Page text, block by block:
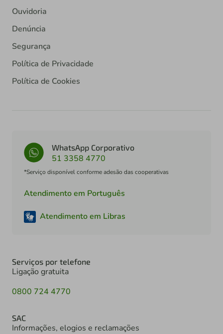
Ouvidoria
Denúncia
Segurança
Política de Privacidade
Política de Cookies
WhatsApp Corporativo
51 3358 4770
*Serviço disponível conforme adesão das cooperativas
Atendimento em Português
Atendimento em Libras
Serviços por telefone
Ligação gratuita
0800 724 4770
SAC
Informações, elogios e reclamações